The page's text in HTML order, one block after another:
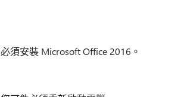
須安裝 Microsoft Office 2016。